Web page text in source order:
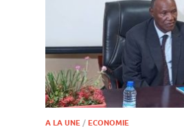
A LA UNE /ECONOMIE